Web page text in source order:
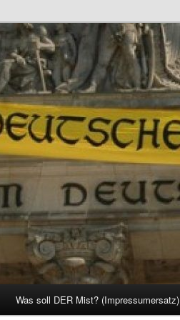
Was soll DER Mist? (Impressumersatz)